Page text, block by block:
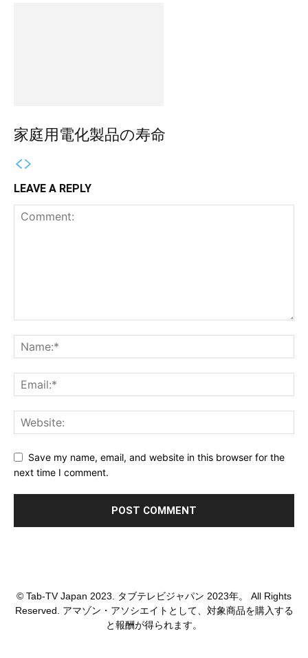
家庭用電化製品の寿命
LEAVE A REPLY
Save my name, email, and website in this browser for the
next time I comment.
© Tab-TV Japan 2023. タブテレビジャパン 2023年。 All Rights
Reserved. アマゾン・アソシエイトとして、対象商品を購入する
と報酬が得られます。